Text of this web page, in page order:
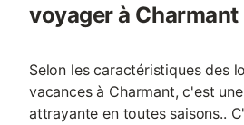
voyager à Charmant
Selon les caractéristiques des
vacances à Charmant, c'est
attrayante en toutes saisons..